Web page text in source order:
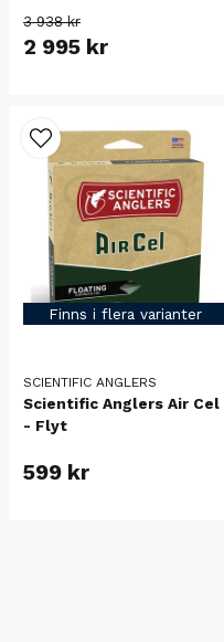
3 938 kr
2 995 kr
Finns i flera varianter
SCIENTIFIC ANGLERS
Scientific Anglers Air Cel
- Flyt
599 kr